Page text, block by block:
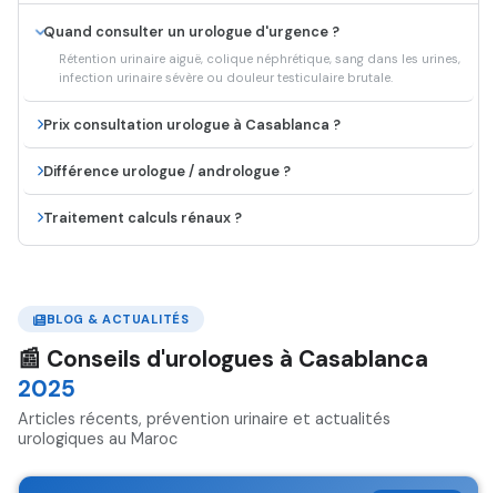
Quand consulter un urologue d'urgence ?
Rétention urinaire aiguë, colique néphrétique, sang dans les urines,
infection urinaire sévère ou douleur testiculaire brutale.
Prix consultation urologue à Casablanca ?
Différence urologue / andrologue ?
Traitement calculs rénaux ?
BLOG & ACTUALITÉS
📰 Conseils d'urologues à Casablanca
2025
Articles récents, prévention urinaire et actualités
urologiques au Maroc